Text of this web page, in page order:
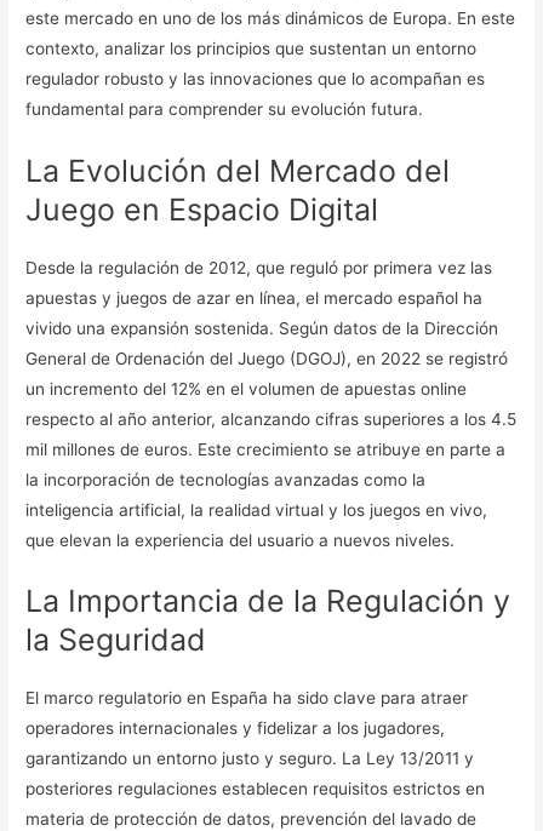
este mercado en uno de los más dinámicos de Europa. En este
contexto, analizar los principios que sustentan un entorno
regulador robusto y las innovaciones que lo acompañan es
fundamental para comprender su evolución futura.
La Evolución del Mercado del
Juego en Espacio Digital
Desde la regulación de 2012, que reguló por primera vez las
apuestas y juegos de azar en línea, el mercado español ha
vivido una expansión sostenida. Según datos de la Dirección
General de Ordenación del Juego (DGOJ), en 2022 se registró
un incremento del 12% en el volumen de apuestas online
respecto al año anterior, alcanzando cifras superiores a los 4.5
mil millones de euros. Este crecimiento se atribuye en parte a
la incorporación de tecnologías avanzadas como la
inteligencia artificial, la realidad virtual y los juegos en vivo,
que elevan la experiencia del usuario a nuevos niveles.
La Importancia de la Regulación y
la Seguridad
El marco regulatorio en España ha sido clave para atraer
operadores internacionales y fidelizar a los jugadores,
garantizando un entorno justo y seguro. La Ley 13/2011 y
posteriores regulaciones establecen requisitos estrictos en
materia de protección de datos, prevención del lavado de